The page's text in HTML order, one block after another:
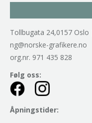
Tollbugata 24,0157
ng@norske-grafikere.no
org.nr. 971 435 828
Følg oss:
Åpningstider: